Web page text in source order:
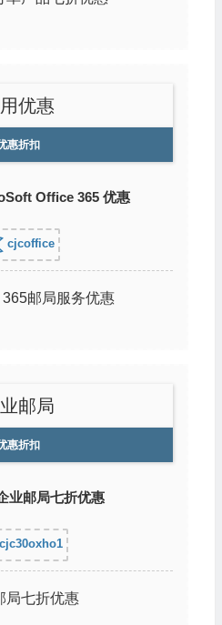
优惠
惠折扣
Office 365 优惠
cjcoffice
邮局服务优惠
邮局
惠折扣
业邮局七折优惠
局七折优惠